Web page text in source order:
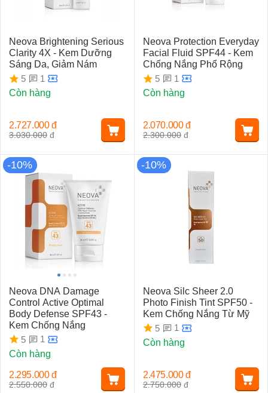
Neova Brightening Serious
Clarity 4X - Kem Dưỡng
Sáng Da, Giảm Nám
5
1
Còn hàng
3.030.000 đ
2.727.000 đ
Neova Protection Everyday
Facial Fluid SPF44 - Kem
Chống Nắng Phổ Rộng
5
1
Còn hàng
2.300.000 đ
2.070.000 đ
-10%
Neova DNA Damage
Control Active Optimal
Body Defense SPF43 -
Kem Chống Nắng
5
1
Còn hàng
2.550.000 đ
2.295.000 đ
-10%
Neova Silc Sheer 2.0
Photo Finish Tint SPF50 -
Kem Chống Nắng Từ Mỹ
5
1
Còn hàng
2.750.000 đ
2.475.000 đ